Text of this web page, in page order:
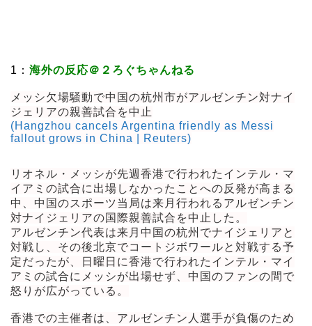
1： 海外の反応＠２ろぐちゃんねる
メッシ欠場騒動で中国の杭州市がアルゼンチン対ナイ
ジェリアの親善試合を中止
(Hangzhou cancels Argentina friendly as Messi
fallout grows in China | Reuters)
リオネル・メッシが先週香港で行われたインテル・マ
イアミの試合に出場しなかったことへの反発が高まる
中、中国のスポーツ当局は来月行われるアルゼンチン
対ナイジェリアの国際親善試合を中止した。
アルゼンチン代表は来月中国の杭州でナイジェリアと
対戦し、その後北京でコートジボワールと対戦する予
定だったが、日曜日に香港で行われたインテル・マイ
アミの試合にメッシが出場せず、中国のファンの間で
怒りが広がっている。
香港での主催者は、アルゼンチン人選手が負傷のため